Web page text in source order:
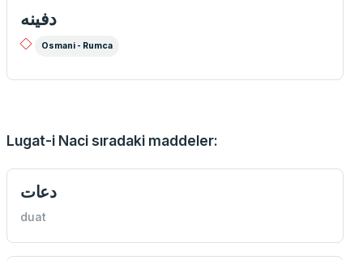
دفينه
Osmani - Rumca
Lugat-i Naci sıradaki maddeler:
دعات
duat